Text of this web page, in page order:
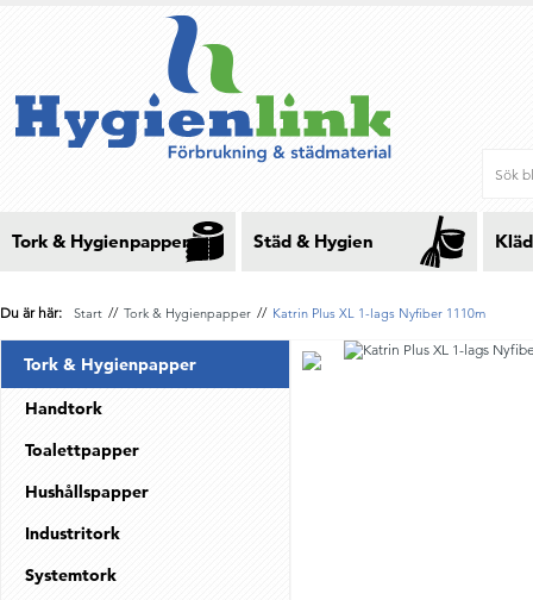
Tork & Hygienpapper Städ & Hygien
Du är här: Start // Tork & Hygienpapper // Katrin Plus XL 1-lags Nyfiber 1110m
Tork & Hygienpapper
Handtork
Toalettpapper
Hushållspapper
Industritork
Systemtork